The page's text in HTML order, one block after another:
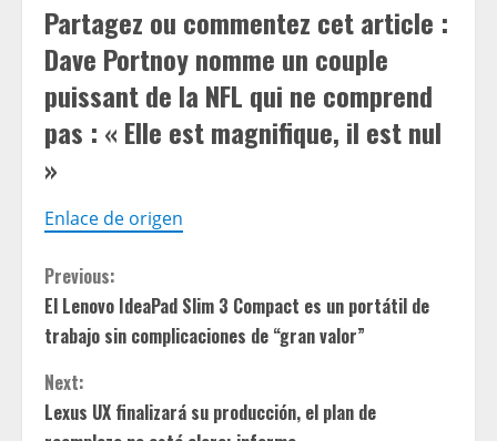
Partagez ou commentez cet article :
Dave Portnoy nomme un couple
puissant de la NFL qui ne comprend
pas : « Elle est magnifique, il est nul
»
Enlace de origen
C
o
n
t
Previous:
El Lenovo IdeaPad Slim 3 Compact es un portátil de
trabajo sin complicaciones de “gran valor”
Next:
Lexus UX finalizará su producción, el plan de